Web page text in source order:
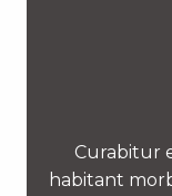
Curabitur
habitant